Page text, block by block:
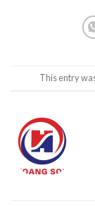
This entry